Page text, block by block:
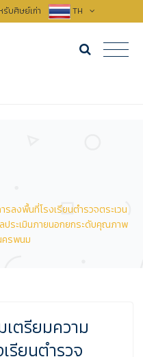
รับศิษย์เก่า TH
ลงพื้นที่โรงเรียนตำรวจตระเวน
ประเมินภายนอกยกระดับคุณภาพ
ครพนม
ตรียมความ
รียนตำรวจ